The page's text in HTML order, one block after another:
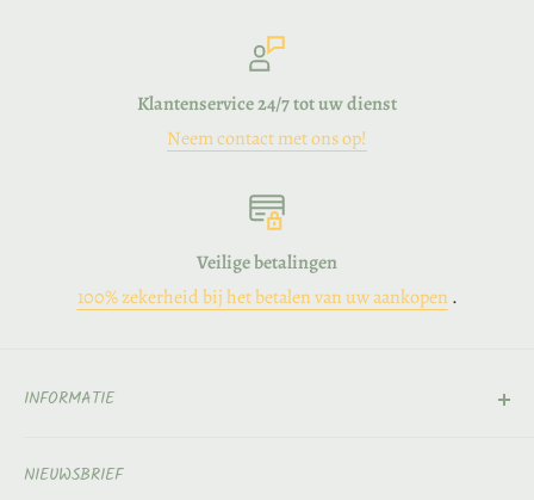
Klantenservice 24/7 tot uw dienst
Neem contact met ons op!
Veilige betalingen
100% zekerheid bij het betalen van uw aankopen.
INFORMATIE
Over ons
NIEUWSBRIEF